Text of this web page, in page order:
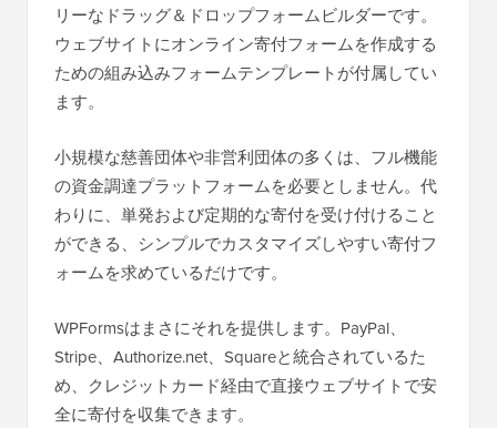
リーなドラッグ＆ドロップフォームビルダーです。
ウェブサイトにオンライン寄付フォームを作成する
ための組み込みフォームテンプレートが付属してい
ます。
小規模な慈善団体や非営利団体の多くは、フル機能
の資金調達プラットフォームを必要としません。代
わりに、単発および定期的な寄付を受け付けること
ができる、シンプルでカスタマイズしやすい寄付フ
ォームを求めているだけです。
WPFormsはまさにそれを提供します。PayPal、
Stripe、Authorize.net、Squareと統合されているた
め、クレジットカード経由で直接ウェブサイトで安
全に寄付を収集できます。